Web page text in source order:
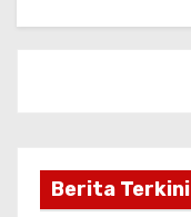
Berita Terkini